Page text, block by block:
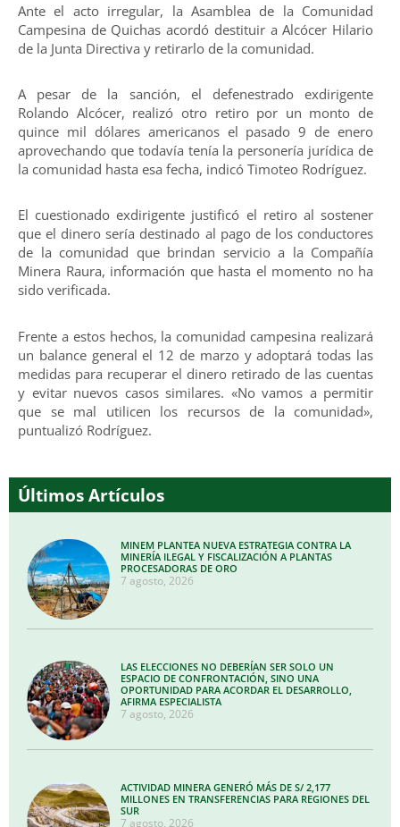
Ante el acto irregular, la Asamblea de la Comunidad
Campesina de Quichas acordó destituir a Alcócer Hilario
de la Junta Directiva y retirarlo de la comunidad.
A pesar de la sanción, el defenestrado exdirigente
Rolando Alcócer, realizó otro retiro por un monto de
quince mil dólares americanos el pasado 9 de enero
aprovechando que todavía tenía la personería jurídica de
la comunidad hasta esa fecha, indicó Timoteo Rodríguez.
El cuestionado exdirigente justificó el retiro al sostener
que el dinero sería destinado al pago de los conductores
de la comunidad que brindan servicio a la Compañía
Minera Raura, información que hasta el momento no ha
sido verificada.
Frente a estos hechos, la comunidad campesina realizará
un balance general el 12 de marzo y adoptará todas las
medidas para recuperar el dinero retirado de las cuentas
y evitar nuevos casos similares. «No vamos a permitir
que se mal utilicen los recursos de la comunidad»,
puntualizó Rodríguez.
Últimos Artículos
MINEM PLANTEA NUEVA ESTRATEGIA CONTRA LA
MINERÍA ILEGAL Y FISCALIZACIÓN A PLANTAS
PROCESADORAS DE ORO
7 agosto, 2026
LAS ELECCIONES NO DEBERÍAN SER SOLO UN
ESPACIO DE CONFRONTACIÓN, SINO UNA
OPORTUNIDAD PARA ACORDAR EL DESARROLLO,
AFIRMA ESPECIALISTA
7 agosto, 2026
ACTIVIDAD MINERA GENERÓ MÁS DE S/ 2,177
MILLONES EN TRANSFERENCIAS PARA REGIONES DEL
SUR
7 agosto, 2026